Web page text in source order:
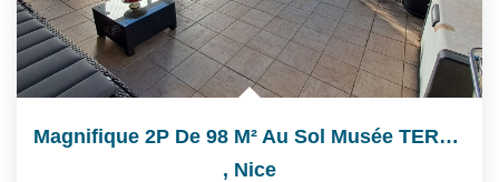
Magnifique 2P De 98 M² Au Sol Musée TERRA AMATA
, Nice